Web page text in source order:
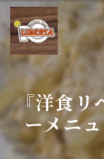
『洋食リ
ーメニ